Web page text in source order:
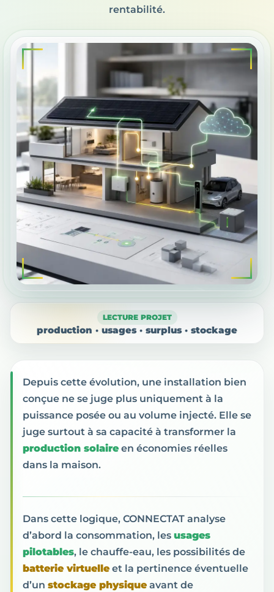
rentabilité.
LECTURE PROJET
production · usages · surplus · stockage
Depuis cette évolution, une installation bien
conçue ne se juge plus uniquement à la
puissance posée ou au volume injecté. Elle se
juge surtout à sa capacité à transformer la
production solaire en économies réelles
dans la maison.
Dans cette logique, CONNECTAT analyse
d’abord la consommation, les usages
pilotables, le chauffe-eau, les possibilités de
batterie virtuelle et la pertinence éventuelle
d’un stockage physique avant de